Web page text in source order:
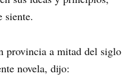
siente.
provincia a mitad del siglo
novela, dijo: